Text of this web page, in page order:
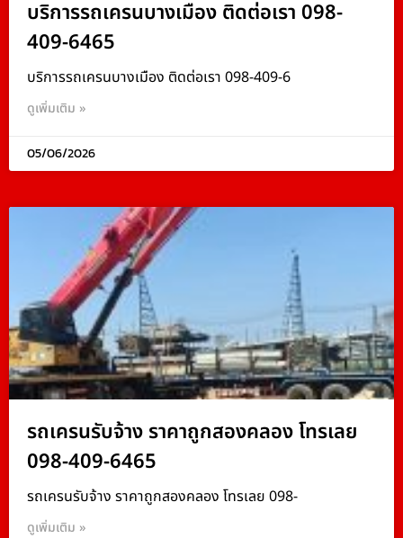
บริการรถเครนบางเมือง ติดต่อเรา 098-
409-6465
บริการรถเครนบางเมือง ติดต่อเรา 098-409-6
ดูเพิ่มเติม »
05/06/2026
รถเครนรับจ้าง ราคาถูกสองคลอง โทรเลย
098-409-6465
รถเครนรับจ้าง ราคาถูกสองคลอง โทรเลย 098-
ดูเพิ่มเติม »